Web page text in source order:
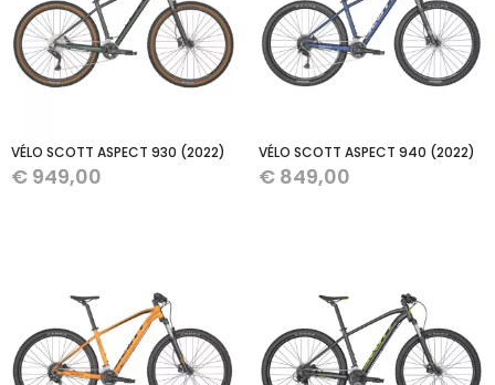
VÉLO SCOTT ASPECT 930 (2022)
€ 949,00
VÉLO SCOTT ASPECT 940 (2022)
€ 849,00